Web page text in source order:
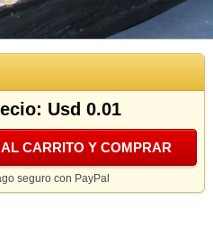
Usd 0.01
CARRITO Y COMPRAR
seguro con PayPal